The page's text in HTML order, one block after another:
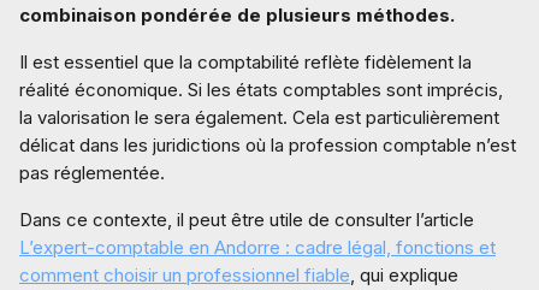
combinaison pondérée de plusieurs méthodes.
Il est essentiel que la comptabilité reflète fidèlement la
réalité économique. Si les états comptables sont imprécis,
la valorisation le sera également. Cela est particulièrement
délicat dans les juridictions où la profession comptable n’est
pas réglementée.
Dans ce contexte, il peut être utile de consulter l’article
L’expert-comptable en Andorre : cadre légal, fonctions et
comment choisir un professionnel fiable, qui explique